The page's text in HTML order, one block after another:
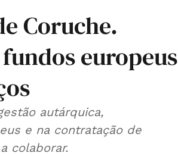
Coruche.
europeus
autárquica,
e na contratação de
colaborar.